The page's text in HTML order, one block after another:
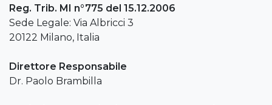
Reg. Trib. MI n°775 del 15.12.2006
Sede Legale: Via Albricci 3
20122 Milano, Italia
Direttore Responsabile
Dr. Paolo Brambilla